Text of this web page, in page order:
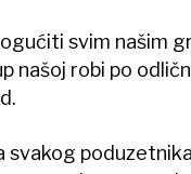
svim našim
našoj robi po
svakog